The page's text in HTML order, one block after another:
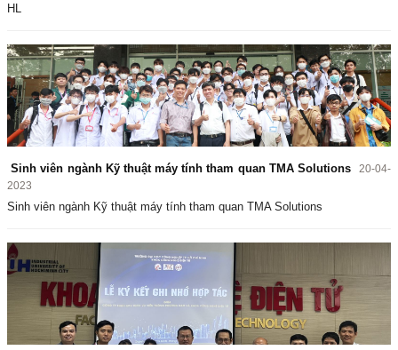
HL
Sinh viên ngành Kỹ thuật máy tính tham quan TMA Solutions
20-04-
2023
Sinh viên ngành Kỹ thuật máy tính tham quan TMA Solutions